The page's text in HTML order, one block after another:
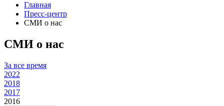
Главная
Пресс-центр
СМИ о нас
СМИ о нас
За все время
2022
2018
2017
2016